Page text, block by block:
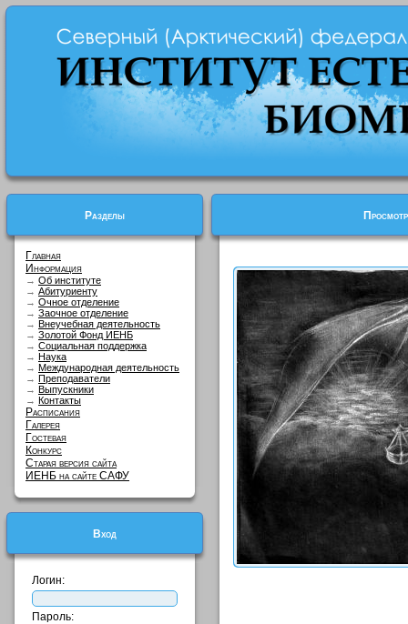
Разделы
Главная
Информация
→ Об институте
→ Абитуриенту
→ Очное отделение
→ Заочное отделение
→ Внеучебная деятельность
→ Золотой Фонд ИЕНБ
→ Социальная поддержка
→ Наука
→ Международная деятельность
→ Преподаватели
→ Выпускники
→ Контакты
Расписания
Галерея
Гостевая
Конкурс
Старая версия сайта
ИЕНБ на сайте САФУ
Вход
Логин:
Пароль: